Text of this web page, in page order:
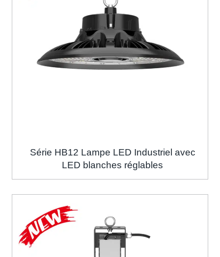
Série HB12 Lampe LED Industriel avec
LED blanches réglables